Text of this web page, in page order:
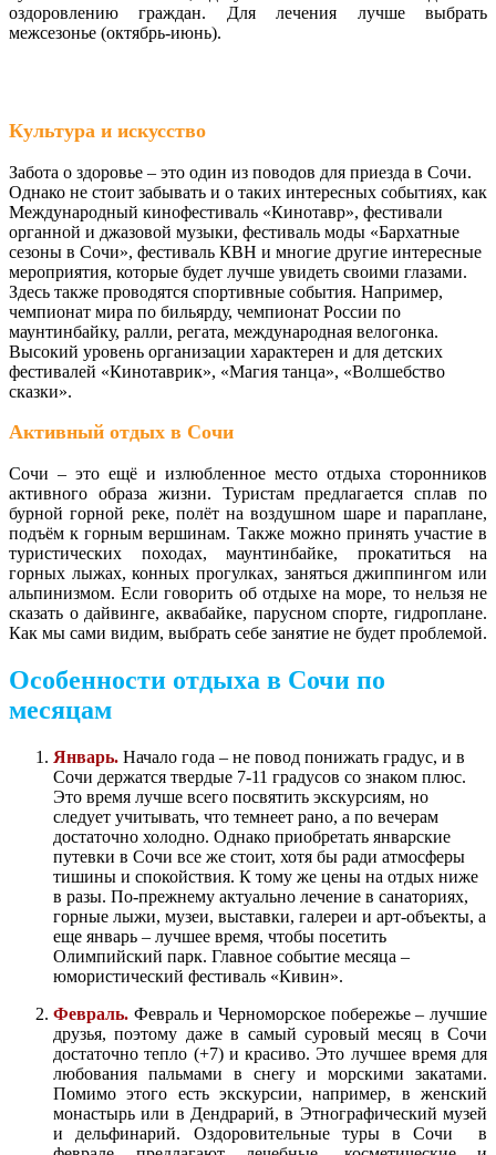
оздоровлению граждан. Для лечения лучше выбрать
межсезонье (октябрь-июнь).
Культура и искусство
Забота о здоровье – это один из поводов для приезда в Сочи.
Однако не стоит забывать и о таких интересных событиях, как
Международный кинофестиваль «Кинотавр», фестивали
органной и джазовой музыки, фестиваль моды «Бархатные
сезоны в Сочи», фестиваль КВН и многие другие интересные
мероприятия, которые будет лучше увидеть своими глазами.
Здесь также проводятся спортивные события. Например,
чемпионат мира по бильярду, чемпионат России по
маунтинбайку, ралли, регата, международная велогонка.
Высокий уровень организации характерен и для детских
фестивалей «Кинотаврик», «Магия танца», «Волшебство
сказки».
Активный отдых в Сочи
Сочи – это ещё и излюбленное место отдыха сторонников
активного образа жизни. Туристам предлагается сплав по
бурной горной реке, полёт на воздушном шаре и параплане,
подъём к горным вершинам. Также можно принять участие в
туристических походах, маунтинбайке, прокатиться на
горных лыжах, конных прогулках, заняться джиппингом или
альпинизмом. Если говорить об отдыхе на море, то нельзя не
сказать о дайвинге, аквабайке, парусном спорте, гидроплане.
Как мы сами видим, выбрать себе занятие не будет проблемой.
Особенности отдыха в Сочи по
месяцам
Январь. Начало года – не повод понижать градус, и в
Сочи держатся твердые 7-11 градусов со знаком плюс.
Это время лучше всего посвятить экскурсиям, но
следует учитывать, что темнеет рано, а по вечерам
достаточно холодно. Однако приобретать январские
путевки в Сочи все же стоит, хотя бы ради атмосферы
тишины и спокойствия. К тому же цены на отдых ниже
в разы. По-прежнему актуально лечение в санаториях,
горные лыжи, музеи, выставки, галереи и арт-объекты, а
еще январь – лучшее время, чтобы посетить
Олимпийский парк. Главное событие месяца –
юмористический фестиваль «Кивин».
Февраль. Февраль и Черноморское побережье – лучшие
друзья, поэтому даже в самый суровый месяц в Сочи
достаточно тепло (+7) и красиво. Это лучшее время для
любования пальмами в снегу и морскими закатами.
Помимо этого есть экскурсии, например, в женский
монастырь или в Дендрарий, в Этнографический музей
и дельфинарий. Оздоровительные туры в Сочи в